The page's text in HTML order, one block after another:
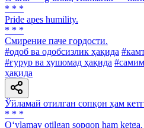
* * *
Pride apes humility.
* * *
Смирение паче гордости.
#одоб ва одобсизлик ҳақида
#ғурур ва хушомад ҳақида
ҳақида
Ўйламай отилган сопқон ҳам
* * *
O‘ylamay otilgan sopqon ham ketga,